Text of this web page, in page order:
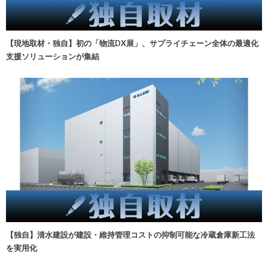
【現地取材・独自】初の「物流DX展」、サプライチェーン全体の最適化
支援ソリューションが集結
【独自】清水建設が建設・維持管理コストの抑制可能な冷蔵倉庫新工法
を実用化